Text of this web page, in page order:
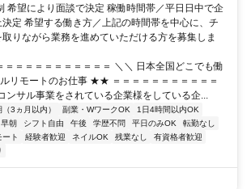
希望により面談で決定 稼働時間帯／平日日中で企
定 希望する働き方／上記の時間帯を中心に、チ
りながら業務を進めていただける方を募集しま
＝＝＝＝＝＝＝＝＝＝＝ ＼＼ 日本全国どこでも働
リモートのお仕事 ★★ ＝＝＝＝＝＝＝＝＝＝＝
ンサル事業をされている企業様をしている企...
（3ヵ月以内） 副業・WワークOK
1日4時間以内OK
早朝 シフト自由 午後 学歴不問 平日のみOK
転勤なし
ート 経験者歓迎 ネイルOK 残業なし
有資格者歓迎